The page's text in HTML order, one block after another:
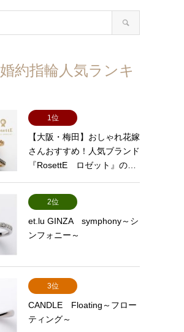
約指輪人気ランキ
1位
【大阪・梅田】おしゃれ花嫁
さんおすすめ！人気ブランド
『RosettE ロゼット』の…
2位
et.lu GINZA symphony～シ
ンフォニー～
3位
CANDLE Floating～フロー
ティング～